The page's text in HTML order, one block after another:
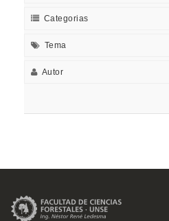
Categorias
Tema
Autor